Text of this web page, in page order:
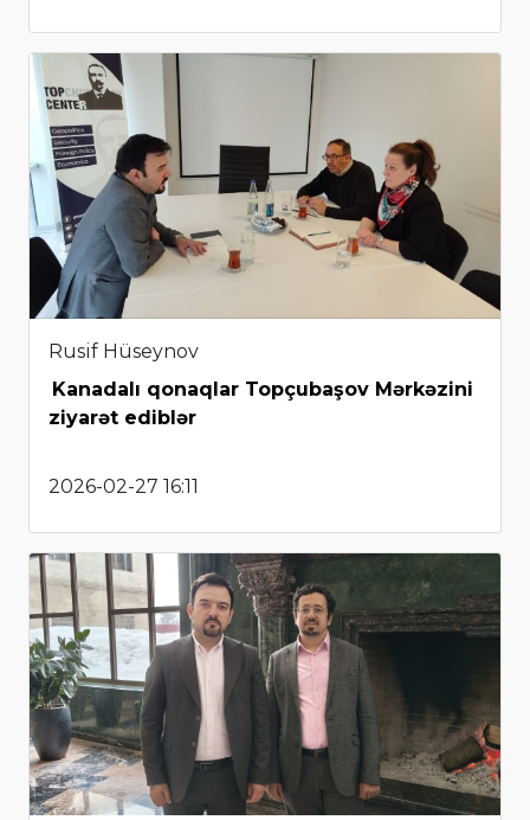
Rusif Hüseynov
Kanadalı qonaqlar Topçubaşov Mərkəzini
ziyarət ediblər
2026-02-27 16:11